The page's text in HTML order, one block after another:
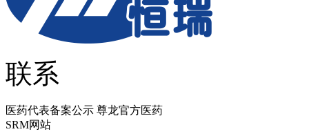
联系
医药代表备案公示 尊龙官方医药
SRM网站